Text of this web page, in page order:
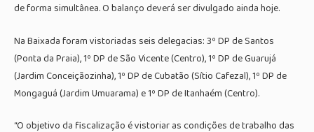
de forma simultânea. O balanço deverá ser divulgado ainda hoje.
Na Baixada foram vistoriadas seis delegacias: 3º DP de Santos
(Ponta da Praia), 1º DP de São Vicente (Centro), 1º DP de Guarujá
(Jardim Conceiçãozinha), 1º DP de Cubatão (Sítio Cafezal), 1º DP de
Mongaguá (Jardim Umuarama) e 1º DP de Itanhaém (Centro).
“O objetivo da fiscalização é vistoriar as condições de trabalho das